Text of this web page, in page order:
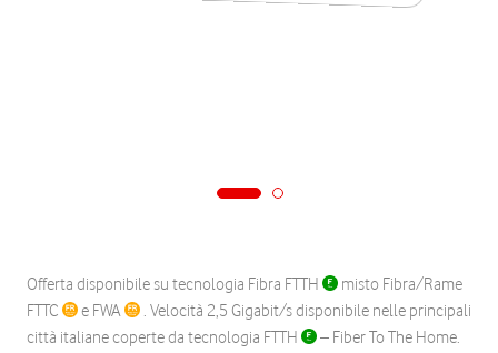
Offerta disponibile su tecnologia Fibra FTTH
misto Fibra/Rame
FTTC
e FWA
. Velocità 2,5 Gigabit/s disponibile nelle principali
città italiane coperte da tecnologia FTTH
– Fiber To The Home.